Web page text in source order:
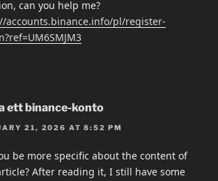
can you help me?
accounts.binance.info/pl/register-
ett binance-konto
21, 2026 AT 8:52 PM
be more specific about the content of
After reading it, I still have some